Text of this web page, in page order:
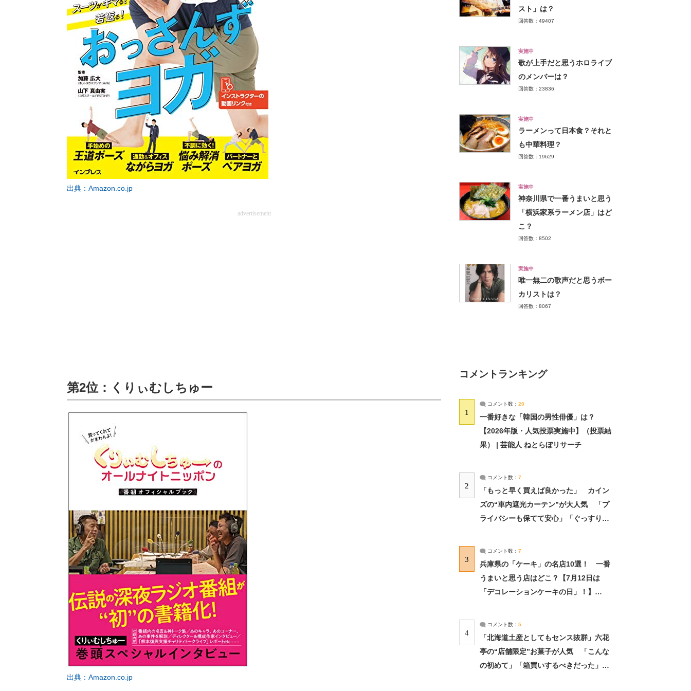
出典：Amazon.co.jp
advertisement
第2位：くりぃむしちゅー
出典：Amazon.co.jp
スト」は？
回答数：49407
実施中
歌が上手だと思うホロライブ
のメンバーは？
回答数：23836
実施中
ラーメンって日本食？それと
も中華料理？
回答数：19629
実施中
神奈川県で一番うまいと思う
「横浜家系ラーメン店」はど
こ？
回答数：8502
実施中
唯一無二の歌声だと思うボー
カリストは？
回答数：8067
コメントランキング
1
コメント数： 20
一番好きな「韓国の男性俳優」は？
【2026年版・人気投票実施中】（投票結
果） | 芸能人 ねとらぼリサーチ
2
コメント数： 7
「もっと早く買えば良かった」 カイン
ズの“車内遮光カーテン”が大人気 「プ
ライバシーも保てて安心」「ぐっすり眠
3
コメント数： 7
兵庫県の「ケーキ」の名店10選！ 一番
うまいと思う店はどこ？【7月12日は
「デコレーションケーキの日」！】
4
コメント数： 5
「北海道土産としてもセンス抜群」六花
亭の“店舗限定”お菓子が人気 「こんな
の初めて」「箱買いするべきだった」